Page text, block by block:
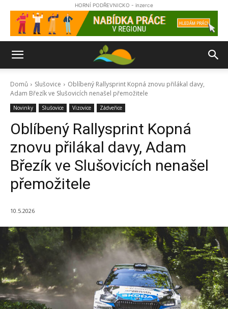
HORNÍ PODŘEVNICKO - inzerce
Domů Slušovice
Oblíbený Rallysprint Kopná znovu přilákal davy,
Adam Březík ve Slušovicích nenašel přemožitele
Novinky Slušovice Vizovice Zádveřice
Oblíbený Rallysprint Kopná
znovu přilákal davy, Adam
Březík ve Slušovicích nenašel
přemožitele
10.5.2026